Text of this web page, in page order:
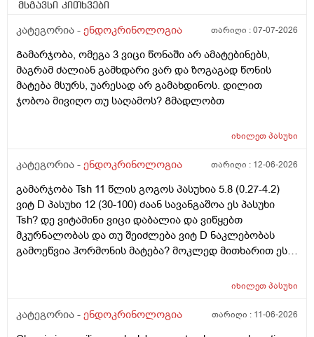
მსგავსი კითხვები
კატეგორია - ენდოკრინოლოგია თარიღი :07-07-2026
Გამარჯობა, ომეგა 3 ვიცი წონაში არ ამატებინებს,
მაგრამ ძალიან გამხდარი ვარ და ზოგაგად წონის
მატება მსურს, უარესად არ გამახდინოს. დილით
ჯობოა მივიღო თუ საღამოს? Გმადლობთ
იხილეთპასუხი
კატეგორია - ენდოკრინოლოგია თარიღი : 12-06-2026
გამარჯობა Tsh 11 წლის გოგოს პასუხია 5.8 (0.27-4.2)
ვიტ D პასუხი 12 (30-100) ძაან სავანგაშოა ეს პასუხი
Tsh? დე ვიტამინი ვიცი დაბალია და ვიწყებთ
მკურნალობას და თუ შეიძლება ვიტ D ნაკლებობას
გამოეწვია ჰორმონის მატება? მოკლედ მითხარით ეს
იხილეთპასუხი
კატეგორია - ენდოკრინოლოგია თარიღი : 11-06-2026